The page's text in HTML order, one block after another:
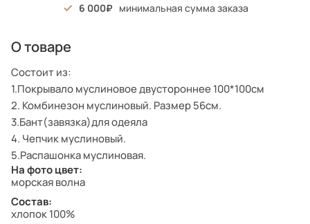
6 000 минимальная сумма заказа
О товаре
Состоит из:
1.Покрывало муслиновое двустороннее 100*100см
2. Комбинезон муслиновый. Размер 56см.
3.Бант(завязка)для одеяла
4. Чепчик муслиновый.
5.Распашонка муслиновая.
На фото цвет:
морская волна
Состав:
хлопок 100%